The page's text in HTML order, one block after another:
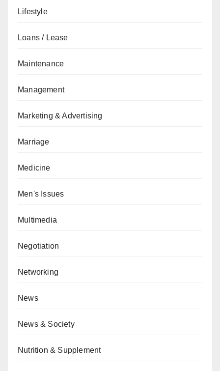
Lifestyle
Loans / Lease
Maintenance
Management
Marketing & Advertising
Marriage
Medicine
Men's Issues
Multimedia
Negotiation
Networking
News
News & Society
Nutrition & Supplement